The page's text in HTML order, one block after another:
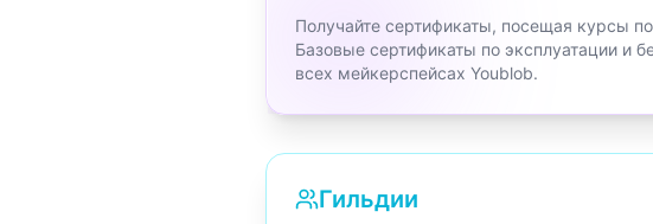
Получайте сертификаты, посещая курсы
Базовые сертификаты по эксплуатации и
всех мейкерспейсах Youblob.
Гильдии